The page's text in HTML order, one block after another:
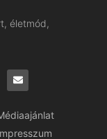
életmód,